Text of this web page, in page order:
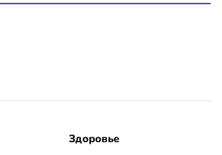
Здоровье